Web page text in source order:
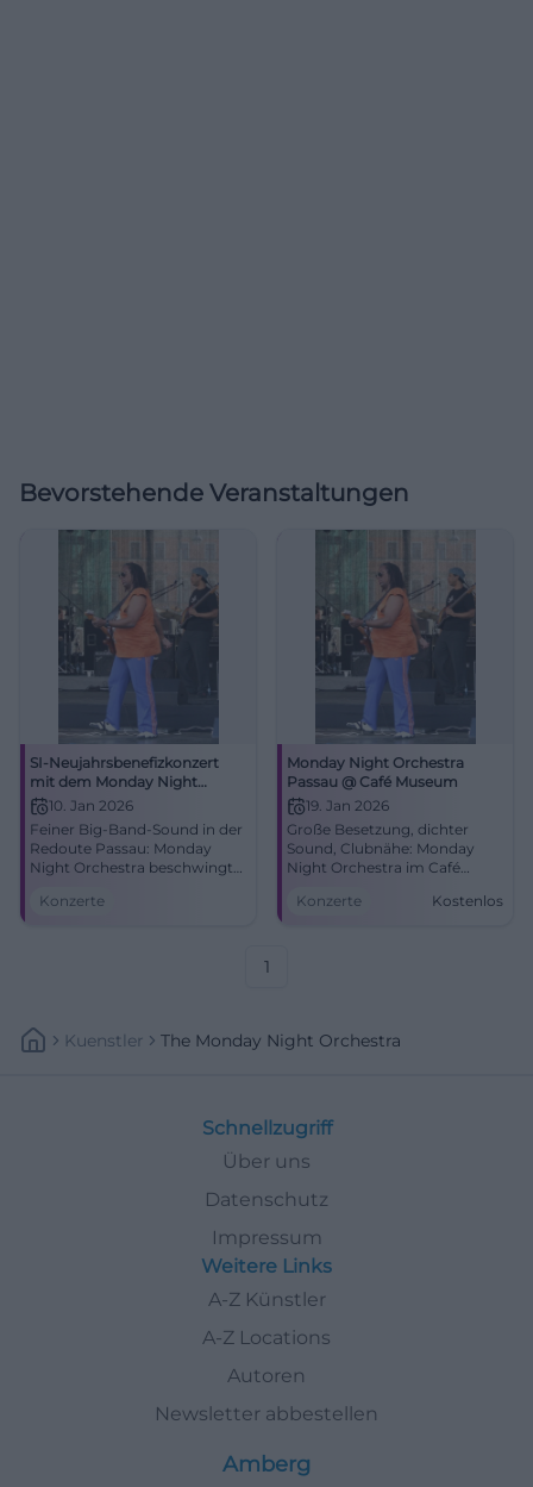
Bevorstehende Veranstaltungen
SI-Neujahrsbenefizkonzert
mit dem Monday Night
Orchestra: Beswingt ins Neue
Jahr
10. Jan 2026
Feiner Big-Band-Sound in der
Redoute Passau: Monday
Night Orchestra beschwingt
10.01.2026, 19:00 Uhr. Benefiz
Konzerte
Monday Night Orchestra
Passau @ Café Museum
19. Jan 2026
Große Besetzung, dichter
Sound, Clubnähe: Monday
Night Orchestra im Café
21:00 Uhr, Eintritt frei. Erlebe
Konzerte Kostenlos
1
Kuenstler The Monday Night Orchestra
Schnellzugriff
Über uns
Datenschutz
Impressum
Weitere Links
A-Z Künstler
A-Z Locations
Autoren
Newsletter abbestellen
Amberg